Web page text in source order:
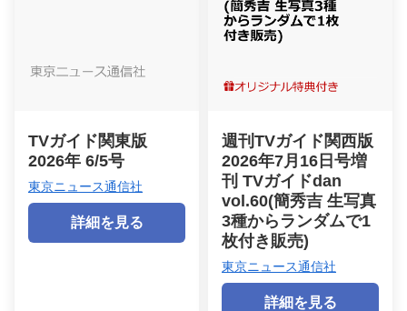
TVガイド関東版
2026年 6/5号
東京ニュース通信社
詳細を見る
週刊TVガイド関西版
2026年7月16日号増
刊 TVガイドdan
vol.60(簡秀吉 生写真
3種からランダムで1
枚付き販売)
東京ニュース通信社
詳細を見る